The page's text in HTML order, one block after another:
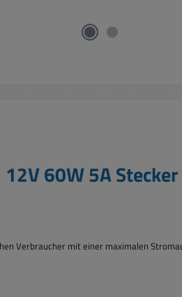
60W 5A
Verbraucher mit einer maximalen